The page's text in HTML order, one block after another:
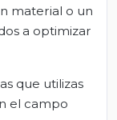
material o un
a optimizar
que utilizas
el campo